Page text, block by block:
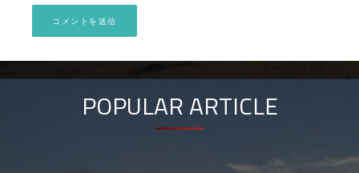
POPULAR ARTICLE